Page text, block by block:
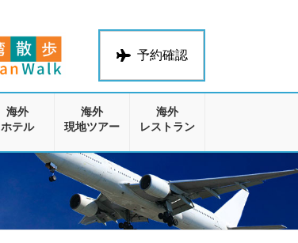
予約確認
海外
ホテル
海外
現地ツアー
海外
レストラン